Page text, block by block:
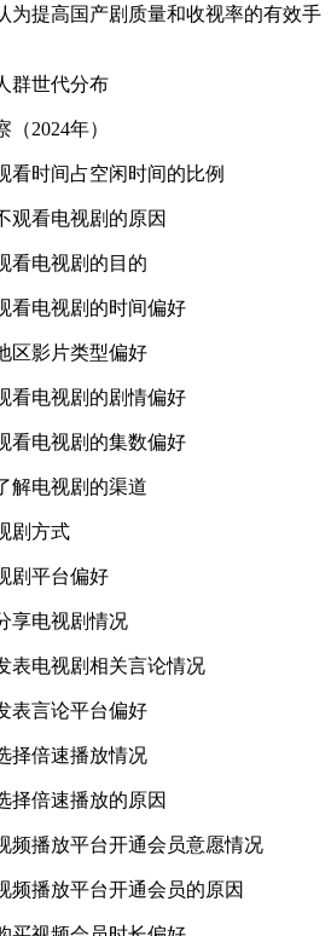
为提高国产剧质量和收视率的有效手
群世代分布
2024年）
看时间占空闲时间的比例
观看电视剧的原因
看电视剧的目的
看电视剧的时间偏好
区影片类型偏好
看电视剧的剧情偏好
看电视剧的集数偏好
解电视剧的渠道
剧方式
剧平台偏好
享电视剧情况
表电视剧相关言论情况
表言论平台偏好
择倍速播放情况
择倍速播放的原因
频播放平台开通会员意愿情况
频播放平台开通会员的原因